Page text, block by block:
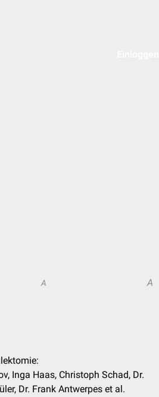
A A
Inga Haas, Christoph Schad, Dr.
Dr. Frank Antwerpes et al.